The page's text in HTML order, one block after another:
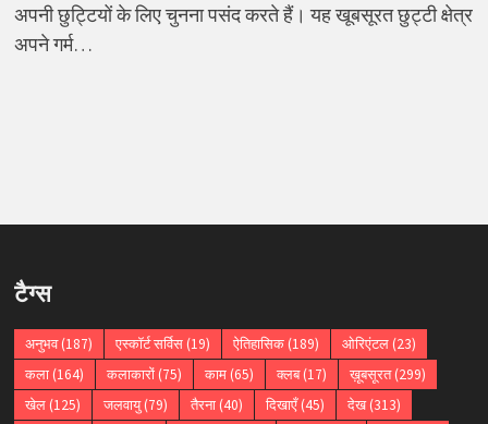
अपनी छुट्टियों के लिए चुनना पसंद करते हैं। यह खूबसूरत छुट्टी क्षेत्र
अपने गर्म…
टैग्स
अनुभव(187) एस्कॉर्ट सर्विस(19) ऐतिहासिक(189) ओरिएंटल(23)
कला(164) कलाकारों(75) काम(65) क्लब(17) ख़ूबसूरत(299)
खेल(125) जलवायु(79) तैरना(40) दिखाएँ(45) देख(313)